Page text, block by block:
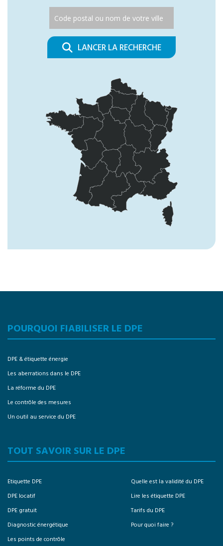
LANCER LA RECHERCHE
POURQUOI FIABILISER LE DPE
DPE & étiquette énergie
Les aberrations dans le DPE
La réforme du DPE
Le contrôle des mesures
Un outil au service du DPE
TOUT SAVOIR SUR LE DPE
Etiquette DPE
DPE locatif
DPE gratuit
Diagnostic énergétique
Les points de contrôle
Quelle est la validité du DPE
Lire les étiquette DPE
Tarifs du DPE
Pour quoi faire ?